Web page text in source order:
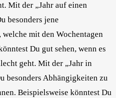
Mit der „Jahr auf einen
besonders jene
mit den Wochentagen
Du gut sehen, wenn es
geht. Mit der „Jahr in
besonders Abhängigkeiten zu
Beispielsweise könntest Du